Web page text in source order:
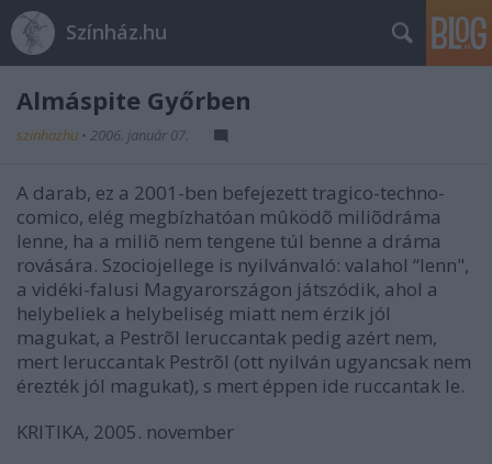
Színház.hu
Almáspite Győrben
szinhazhu • 2006. január 07.
A darab, ez a 2001-ben befejezett tragico-techno-
comico, elég megbízhatóan mûködõ miliõdráma
lenne, ha a miliõ nem tengene túl benne a dráma
rovására. Szociojellege is nyilvánvaló: valahol “lenn",
a vidéki-falusi Magyarországon játszódik, ahol a
helybeliek a helybeliség miatt nem érzik jól
magukat, a Pestrõl leruccantak pedig azért nem,
mert leruccantak Pestrõl (ott nyilván ugyancsak nem
érezték jól magukat), s mert éppen ide ruccantak le.
KRITIKA, 2005. november